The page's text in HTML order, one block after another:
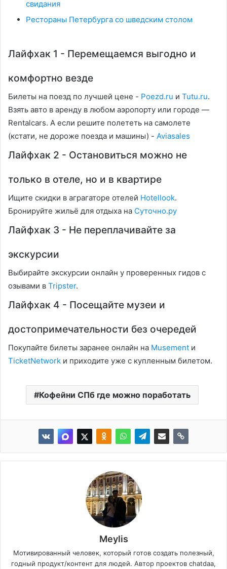
свидания
Рестораны Петербурга со шведским столом
Лайфхак 1 - Перемещаемся выгодно и
комфортно везде
Билеты на поезд по лучшей цене - Poezd.ru и Tutu.ru.
Взять авто в аренду в любом аэропорту или городе —
Rentalcars. А если решите полететь на самолете
(кстати, не дороже поезда и машины) - Aviasales
Лайфхак 2 - Остановиться можно не
только в отеле, но и в квартире
Ищите скидки в аграгаторе отелей Hotellook.
Бронируйте жильё для отдыха на Суточно.ру
Лайфхак 3 - Не переплачивайте за
экскурсии
Выбирайте экскурсии онлайн у проверенных гидов с
озывами в Tripster.
Лайфхак 4 - Посещайте музеи и
достопримечательности без очередей
Покупайте билеты заранее онлайн на Musement и
TicketNetwork и приходите уже с купленным билетом.
Кофейни СПб где можно поработать
Meylis
Мотивированный человек, который готов создать полезный,
годный продукт/контент для людей. Автор проектов chatdaa,